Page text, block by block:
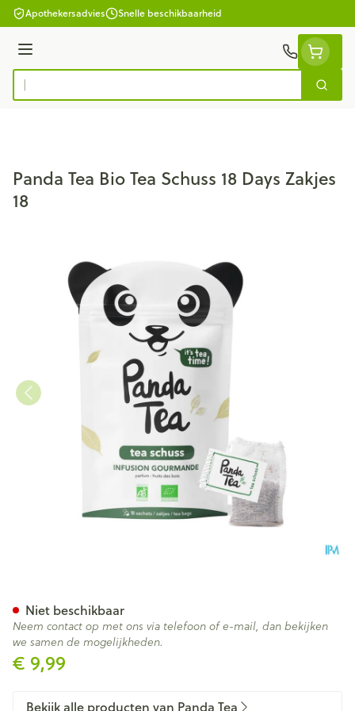
Ga naar de inhoud
Apothekersadvies Snelle beschikbaarheid
Menu
Product, merk, categorie...
Zoek
Panda Tea Bio Tea Schuss 18 Days Zakjes
18
€ 9,99
Niet beschikbaar
Neem contact op met ons via telefoon of e-mail, dan bekijken
we samen de mogelijkheden.
Bekijk alle producten van Panda Tea